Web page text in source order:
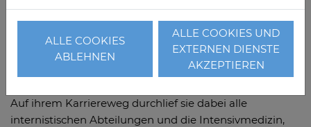
Assistenzärztin arbeitete und 2011 ihre Approbation
erhielt. Zwei Jahre später schaffte sie in Bremen dann
den Aufstieg zur Funktionsoberärztin und legte ihre
Facharztprüfungen als Internistin und
Gastroenterologin ab.
Auf ihrem Karriereweg durchlief sie dabei alle
internistischen Abteilungen und die Intensivmedizin,
ALLE COOKIES
ABLEHNEN
ALLE COOKIES UND
EXTERNEN DIENSTE
AKZEPTIEREN